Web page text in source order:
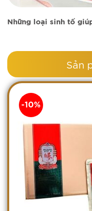
Những loại sinh tố
Sản
-10%